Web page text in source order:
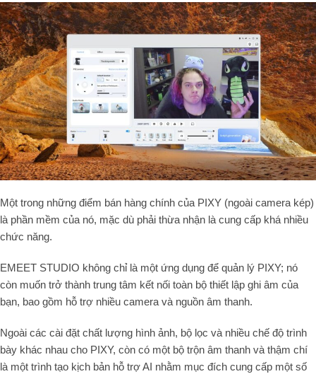
Một trong những điểm bán hàng chính của PIXY (ngoài camera kép)
là phần mềm của nó, mặc dù phải thừa nhận là cung cấp khá nhiều
chức năng.
EMEET STUDIO không chỉ là một ứng dụng để quản lý PIXY; nó
còn muốn trở thành trung tâm kết nối toàn bộ thiết lập ghi âm của
bạn, bao gồm hỗ trợ nhiều camera và nguồn âm thanh.
Ngoài các cài đặt chất lượng hình ảnh, bộ lọc và nhiều chế độ trình
bày khác nhau cho PIXY, còn có một bộ trộn âm thanh và thậm chí
là một trình tạo kịch bản hỗ trợ AI nhằm mục đích cung cấp một số